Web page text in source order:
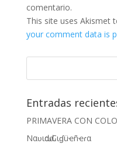
comentario.
This site uses Akismet
your comment data is
Entradas
PRIMAVERA CON
Nαʋιԃαԃ Cιɠüҽñҽɾα